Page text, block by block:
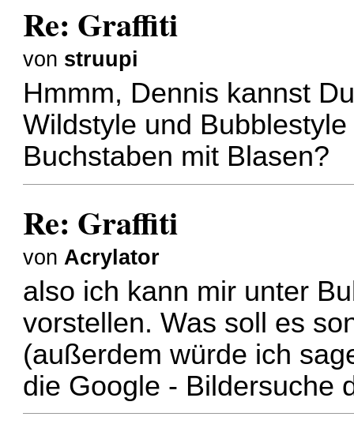
Re: Graffiti
von struupi
Hmmm, Dennis kannst
Wildstyle und
Buchstaben mit Blasen?
Re: Graffiti
vonAcrylator
also ich kann mir unter
vorstellen. Was soll es
(außerdem würde ich
die Google - Bildersuche